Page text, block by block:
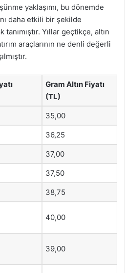
yaklaşımı, bu dönemde
daha etkili bir şekilde
Yıllar geçtikçe, altın
araçlarının ne denli değerli
Gram Altın Fiyatı
(TL)
35,00
36,25
37,00
37,50
38,75
40,00
39,00